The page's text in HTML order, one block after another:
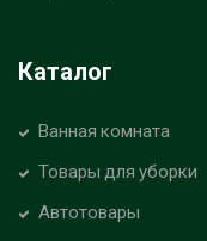
Каталог
Ванная комната
Товары для уборки
Автотовары